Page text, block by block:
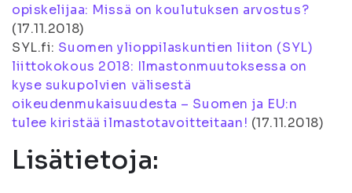
opiskelijaa: Missä on koulutuksen arvostus?
(17.11.2018)
SYL.fi: Suomen ylioppilaskuntien liiton (SYL)
liittokokous 2018: Ilmastonmuutoksessa on
kyse sukupolvien välisestä
oikeudenmukaisuudesta – Suomen ja EU:n
tulee kiristää ilmastotavoitteitaan! (17.11.2018)
Lisätietoja: